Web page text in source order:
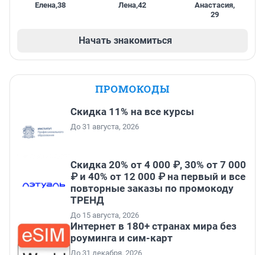
Елена,38 Лена,42 Анастасия,
29
Начать знакомиться
ПРОМОКОДЫ
Скидка 11% на все курсы
До 31 августа, 2026
Скидка 20% от 4 000 ₽, 30% от 7 000
₽ и 40% от 12 000 ₽ на первый и все
повторные заказы по промокоду
ТРЕНД
До 15 августа, 2026
Интернет в 180+ странах мира без
роуминга и сим-карт
До 31 декабря, 2026